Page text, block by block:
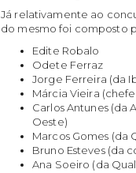
Já relativamente ao
do mesmo foi composto
Edite Robalo
Odete Ferraz
Jorge Ferreira (da
Márcia Vieira
Carlos Antunes (da
Oeste)
Marcos Gomes (da
Bruno Esteves (da
Ana Soeiro (da